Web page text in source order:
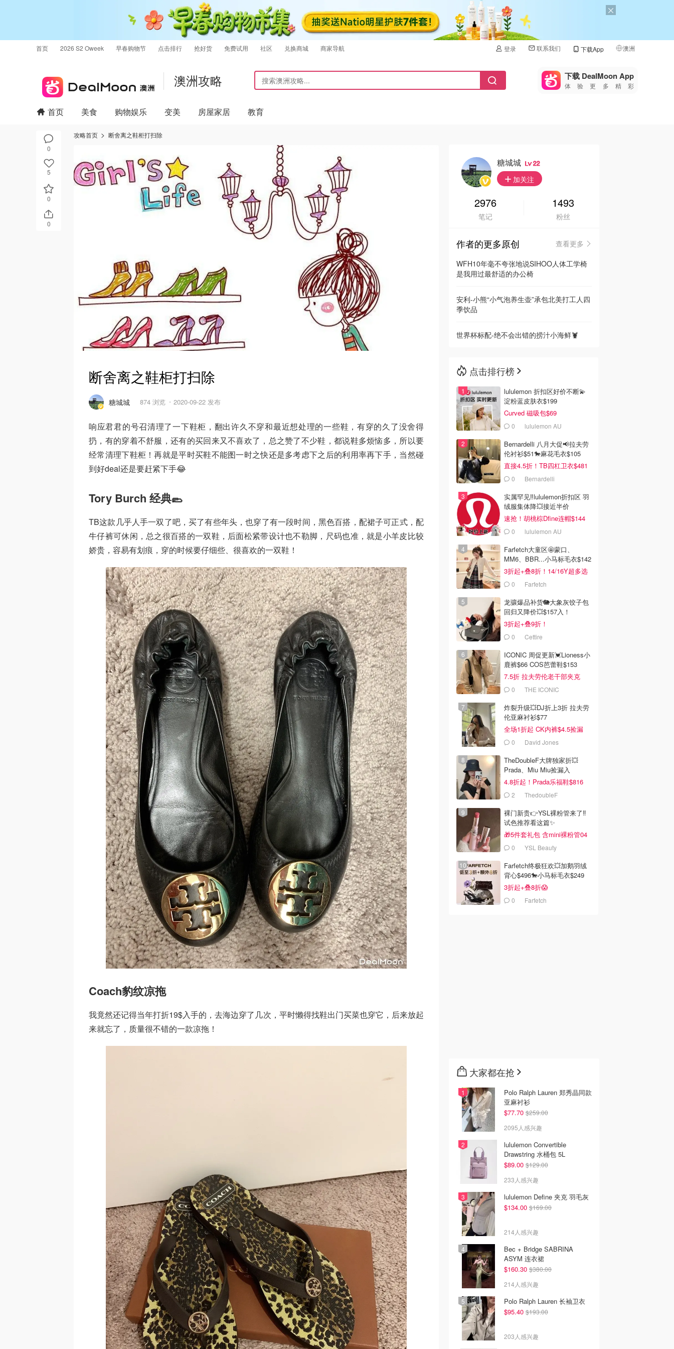
首页 2026 S2 Oweek 早春购物节 点击排行 抢好货 免费试用 社区 兑换商城 商家导航 登录 联系我们 下载App 澳洲
🇺🇸
🇨🇳 中国
🇮🇹
🇦🇺
🇳🇿新西兰
澳洲攻略 下载 DealMoon App
体验更多精彩
0
5
0
0
首页 美食 购物娱乐 变美 房屋家居 教育
攻略首页 断舍离之鞋柜打扫除
断舍离之鞋柜打扫除
糖城城 874 浏览 2020-09-22 发布
响应君君的号召清理了一下鞋柜，翻出许久不穿和最近想处理的一些鞋，有穿的久了没舍得
扔，有的穿着不舒服，还有的买回来又不喜欢了，总之赞了不少鞋，都说鞋多烦恼多，所以要
经常清理下鞋柜！再就是平时买鞋不能图一时之快还是多考虑下之后的利用率再下手，当然碰
到好deal还是要赶紧下手😂
Tory Burch 经典🥿
TB这款几乎人手一双了吧，买了有些年头，也穿了有一段时间，黑色百搭，配裙子可正式，配
牛仔裤可休闲，总之很百搭的一双鞋，后面松紧带设计也不勒脚，尺码也准，就是小羊皮比较
娇贵，容易有划痕，穿的时候要仔细些、很喜欢的一双鞋！
Coach豹纹凉拖
我竟然还记得当年打折19$入手的，去海边穿了几次，平时懒得找鞋出门买菜也穿它，后来放起
来就忘了，质量很不错的一款凉拖！
糖城城 22
加关注
2976
笔记
1493
粉丝
作者的更多原创
查看更多
WFH10年毫不夸张地说SIHOO人体工学椅
是我用过最舒适的办公椅
安利-小熊“小气泡养生壶”承包北美打工人四
季饮品
世界杯标配-绝不会出错的捞汁小海鲜🦞
点击排行榜
lululemon 折扣区好价不断💫
淀粉蓝皮肤衣$199
Curved 磁吸包$69
0 lululemon AU
Bernardelli 八月大促📢拉夫劳
伦衬衫$51🐎麻花毛衣$105
直接4.5折！TB四杠卫衣$481
0 Bernardelli
实属罕见‼️lululemon折扣区 羽
绒服集体降💥接近半价
速抢！胡桃棕Dfine连帽$144
0 lululemon AU
Farfetch大童区🤩蒙口、
MM6、BBR...小马标毛衣$142
3折起+叠8折！14/16Y超多选
0 Farfetch
龙骧爆品补货🐘大象灰饺子包
回归又降价💥$157入！
3折起+叠9折！
0 Cettire
ICONIC 周促更新💓Lioness小
鹿裤$66 COS芭蕾鞋$153
7.5折 拉夫劳伦老干部夹克
$4190 THE ICONIC
炸裂升级💥DJ折上3折 拉夫劳
伦亚麻衬衫$77
全场1折起 CK内裤$4.5捡漏
0 David Jones
TheDoubleF大牌独家折💥
Prada、Miu Miu捡漏入
4.8折起！Prada乐福鞋$816
2 ThedoubleF
裸门新贵👉YSL裸粉管来了‼️
试色推荐看这篇✨
🎁5件套礼包 含mini裸粉管04
0 YSL Beauty
Farfetch终极狂欢💥加鹅羽绒
背心$496🐎小马标毛衣$249
3折起+叠8折😱
0 Farfetch
大家都在抢
Polo Ralph Lauren 郑秀晶同款
亚麻衬衫
$77.70 $259.00
2095人感兴趣
lululemon Convertible
Drawstring 水桶包 5L
$89.00 $129.00
233人感兴趣
lululemon Define 夹克 羽毛灰
$134.00 $169.00
214人感兴趣
Bec + Bridge SABRINA
ASYM 连衣裙
$160.30 $380.00
214人感兴趣
Polo Ralph Lauren 长袖卫衣
$95.40 $193.00
203人感兴趣